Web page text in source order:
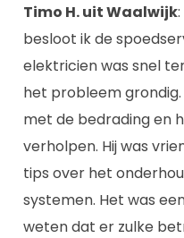
Timo H. uit Waalwijk
besloot ik de
elektricien was snel
het probleem
met de bedrading en
verholpen. Hij was
tips over het
systemen. Het was
weten dat er zulke